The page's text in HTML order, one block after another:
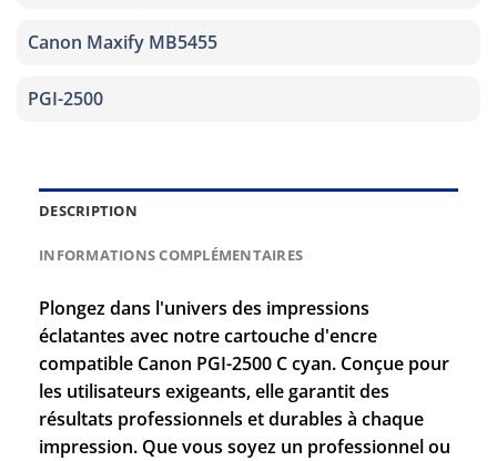
Canon Maxify MB5455
PGI-2500
DESCRIPTION
INFORMATIONS COMPLÉMENTAIRES
Plongez dans l'univers des impressions
éclatantes avec notre cartouche d'encre
compatible Canon PGI-2500 C cyan. Conçue pour
les utilisateurs exigeants, elle garantit des
résultats professionnels et durables à chaque
impression. Que vous soyez un professionnel ou